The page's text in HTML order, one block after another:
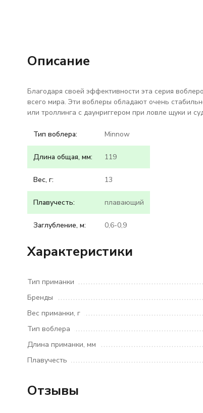
Описание
Благодаря своей эффективности эта серия
всего мира. Эти воблеры обладают очень
или троллинга с даунриггером при ловле щуки и
Тип воблера: Minnow
Длина общая, мм: 119
Вес, г: 13
Плавучесть: плавающий
Заглубление, м: 0,6-0,9
Характеристики
Тип приманки
Бренды
Вес приманки, г
Тип воблера
Длина приманки, мм
Плавучесть
Отзывы